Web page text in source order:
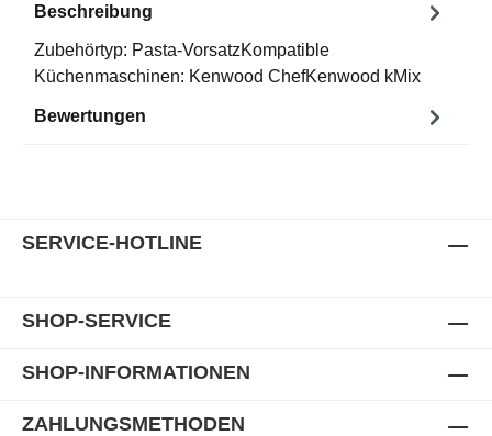
Beschreibung
Zubehörtyp: Pasta-VorsatzKompatible
Küchenmaschinen: Kenwood ChefKenwood kMix
Bewertungen
SERVICE-HOTLINE
SHOP-SERVICE
SHOP-INFORMATIONEN
ZAHLUNGSMETHODEN